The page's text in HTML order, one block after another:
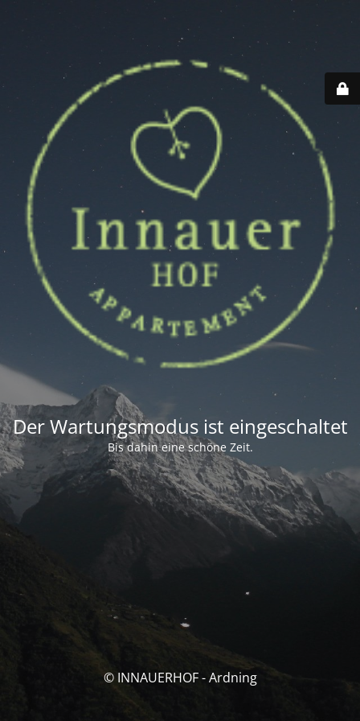
Der Wartungsmodus ist eingeschaltet
Bis dahin eine schöne Zeit.
© INNAUERHOF - Ardning